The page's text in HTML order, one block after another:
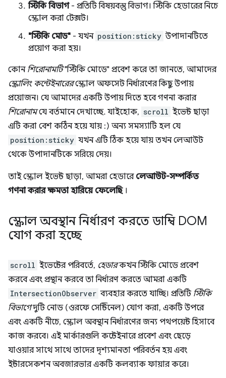
স্টিকি বিভাগ- প্রতিটি বিষয়বস্তু বিভাগ। স্টিকি হেডারের নিচে
স্ক্রোল করা টেক্সট।
"স্টিকি মোড" - যখন position:sticky উপাদানটিতে
প্রয়োগ করা হয়।
কোন শিরোনামটি"স্টিকি মোডে" প্রবেশ করে তা জানতে, আমাদের
স্ক্রোলিং কন্টেইনারেরস্ক্রোল অফসেট নির্ধারণের কিছু উপায়
প্রয়োজন। যে আমাদের একটি উপায় দিতে হবে গণনা করার
শিরোনামযে বর্তমানে দেখাচ্ছে. যাইহোক, scroll ইভেন্ট ছাড়া
এটি করা বেশ কঠিন হয়ে যায় :) অন্য সমস্যাটি হল যে
position:sticky যখন এটি ঠিক হয়ে যায় তখন লেআউট
থেকে উপাদানটিকে সরিয়ে দেয়।
তাই স্ক্রোল ইভেন্ট ছাড়া, আমরা হেডারে লেআউট-সম্পর্কিত
গণনা করার ক্ষমতা হারিয়ে ফেলেছি।
স্ক্রোল অবস্থান নির্ধারণ করতে ডাম্বি DOM
যোগ করা হচ্ছে
scroll ইভেন্টের পরিবর্তে, হেডারকখন স্টিকি মোডে প্রবেশ
করবে এবং প্রস্থান করবে তা নির্ধারণ করতে আমরা একটি
IntersectionObserver ব্যবহার করতে যাচ্ছি। প্রতিটি স্টিকি
বিভাগেদুটি নোড (ওরফে সেন্টিনেল) যোগ করা, একটি উপরে
এবং একটি নীচে, স্ক্রোল অবস্থান নির্ধারণের জন্য পথপয়েন্ট হিসাবে
কাজ করবে। এই মার্কারগুলি কন্টেইনারে প্রবেশ এবং ছেড়ে
যাওয়ার সাথে সাথে তাদের দৃশ্যমানতা পরিবর্তন হয় এবং
ইন্টারসেকশন অবজারভার একটি কলব্যাক ফায়ার করে।